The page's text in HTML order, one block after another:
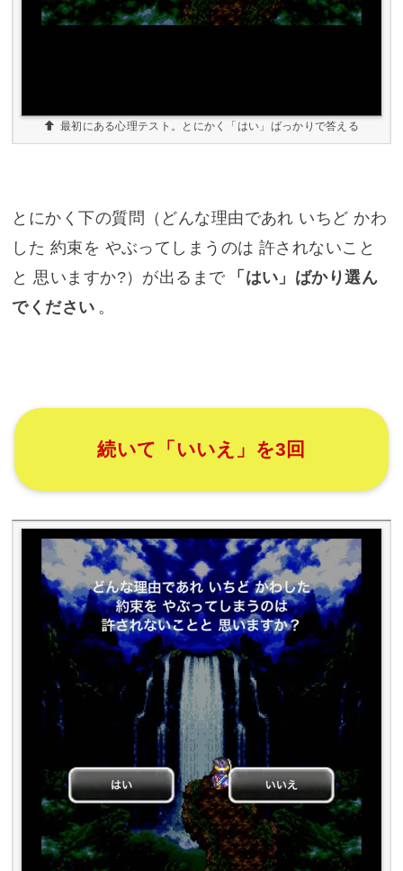
最初にある心理テスト。とにかく「はい」ばっかりで答える
とにかく下の質問（どんな理由であれ いちど かわ
した 約束を やぶってしまうのは 許されないこと
と 思いますか?）が出るまで
「はい」ばかり選ん
でください 。
続いて「いいえ」を3回